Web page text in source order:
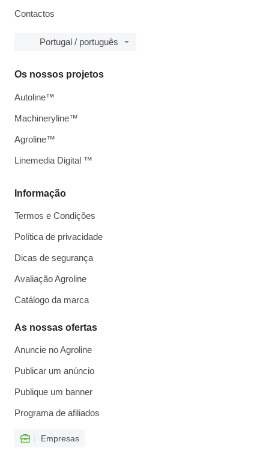
Contactos
Portugal / português
Informação
Termos e Condições
Política de privacidade
Dicas de segurança
Avaliação Agroline
Catálogo da marca
As nossas ofertas
Anuncie no Agroline
Publicar um anúncio
Publique um banner
Programa de afiliados
Empresas
Os nossos projetos
Autoline™
Machineryline™
Agroline™
Linemedia Digital ™